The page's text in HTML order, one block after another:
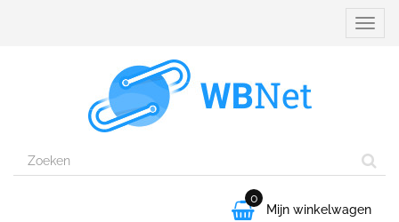

0
Mijn winkelwagen